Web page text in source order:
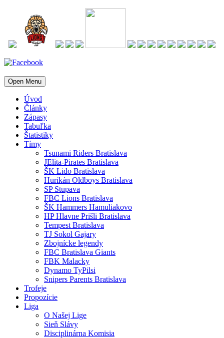
Open Menu
Úvod
Články
Zápasy
Tabuľka
Štatistiky
Tímy
Tsunami Riders Bratislava
JElita-Pirates Bratislava
ŠK Lido Bratislava
Hurikán Oldboys Bratislava
SP Stupava
FBC Lions Bratislava
ŠK Hammers Hamuliakovo
HP Hlavne Prišli Bratislava
Tempest Bratislava
TJ Sokol Gajary
Zbojnícke legendy
FBC Bratislava Giants
FBK Malacky
Dynamo TyPilsi
Snipers Parents Bratislava
Trofeje
Propozície
Liga
O Našej Lige
Sieň Slávy
Disciplinárna Komisia